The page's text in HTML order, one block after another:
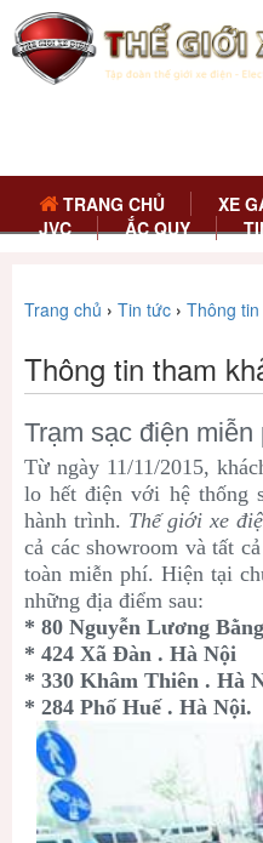
TRANG CHỦ XE
JVC
ẮC QUY
Trang chủ › Tin tức › Thông
Thông tin tham
Trạm sạc điện
Từ ngày 11/11/2015,
lo hết điện với hệ thống
hành trình. Thế giới xe
cả các showroom và tất
toàn miễn phí. Hiện tại
những địa điểm sau:
* 80 Nguyễn Lương
* 424 Xã Đàn . Hà Nội
* 330 Khâm Thiên . Hà
* 284 Phố Huế . Hà Nội.